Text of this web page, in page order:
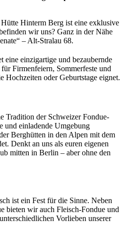
Hinterm Berg ist eine exklusive
wir uns? Ganz in der Nähe
– Alt-Stralau 68.
eine einzigartige und bezaubernde
Firmenfeiern, Sommerfeste und
Hochzeiten oder Geburtstage eignet.
Tradition der Schweizer Fondue-
und einladende Umgebung
Berghütten in den Alpen mit dem
Denkt an uns als euren eigenen
mitten in Berlin – aber ohne den
ist ein Fest für die Sinne. Neben
bieten wir auch Fleisch-Fondue und
Vorlieben unserer